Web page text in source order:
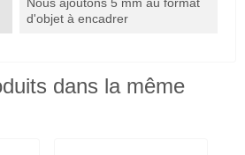
d'objet à encadrer
dans la même